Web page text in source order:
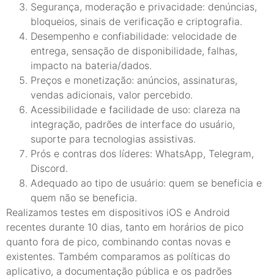
Segurança, moderação e privacidade: denúncias,
bloqueios, sinais de verificação e criptografia.
Desempenho e confiabilidade: velocidade de
entrega, sensação de disponibilidade, falhas,
impacto na bateria/dados.
Preços e monetização: anúncios, assinaturas,
vendas adicionais, valor percebido.
Acessibilidade e facilidade de uso: clareza na
integração, padrões de interface do usuário,
suporte para tecnologias assistivas.
Prós e contras dos líderes: WhatsApp, Telegram,
Discord.
Adequado ao tipo de usuário: quem se beneficia e
quem não se beneficia.
Realizamos testes em dispositivos iOS e Android
recentes durante 10 dias, tanto em horários de pico
quanto fora de pico, combinando contas novas e
existentes. Também comparamos as políticas do
aplicativo, a documentação pública e os padrões